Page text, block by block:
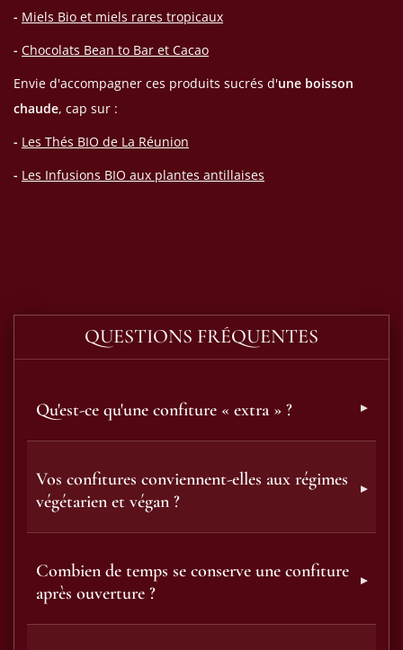
- Miels Bio et miels rares tropicaux
- Chocolats Bean to Bar et Cacao
Envie d'accompagner ces produits sucrés d'une boisson
chaude, cap sur :
- Les Thés BIO de La Réunion
- Les Infusions BIO aux plantes antillaises
QUESTIONS FRÉQUENTES
Qu'est-ce qu'une confiture « extra » ?
Vos confitures conviennent-elles aux régimes
végétarien et végan ?
Combien de temps se conserve une confiture
après ouverture ?